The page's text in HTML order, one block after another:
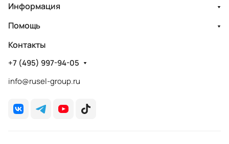
Информация
Помощь
Контакты
+7 (495) 997-94-05
info@rusel-group.ru